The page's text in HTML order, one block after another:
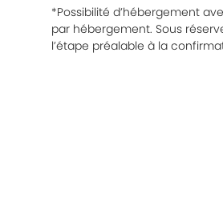
*Possibilité d’hébergement
par hébergement. Sous
l’étape préalable à la